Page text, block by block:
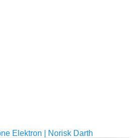
Elektron | Norisk Darth